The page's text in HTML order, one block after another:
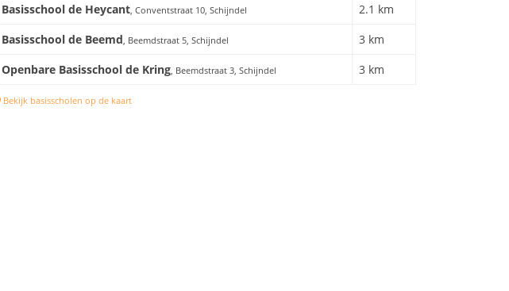
Basisschool de Heycant, Conventstraat 10, Schijndel
2.1 km
Basisschool de Beemd, Beemdstraat 5, Schijndel
3 km
Openbare Basisschool de Kring, Beemdstraat 3, Schijndel 3 km
Bekijk basisscholen op de kaart